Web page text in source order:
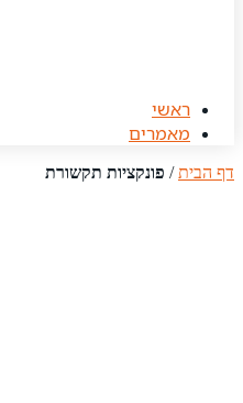
ראשי
מאמרים
דף הבית/ פונקציות תקשורת